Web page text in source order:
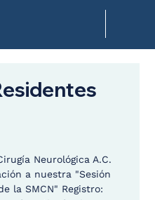
Neurológica A.C.
a nuestra "Sesión
la SMCN" Registro: